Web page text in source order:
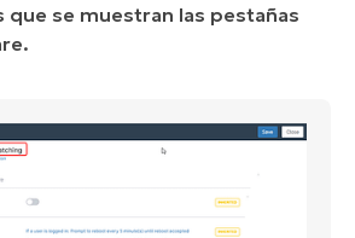
que se muestran las pestañas